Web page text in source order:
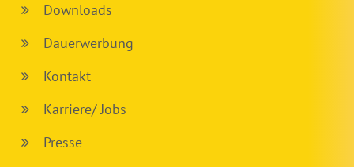
Downloads
Dauerwerbung
Kontakt
Karriere/ Jobs
Presse